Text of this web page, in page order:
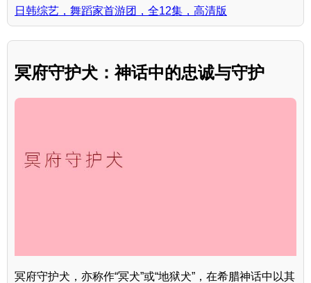
日韩综艺，舞蹈家首游团，全12集，高清版
冥府守护犬：神话中的忠诚与守护
冥府守护犬，亦称作“冥犬”或“地狱犬”，在希腊神话中以其